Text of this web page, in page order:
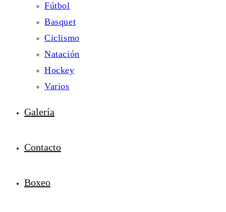
Fútbol
Basquet
Ciclismo
Natación
Hockey
Varios
Galería
Contacto
Boxeo